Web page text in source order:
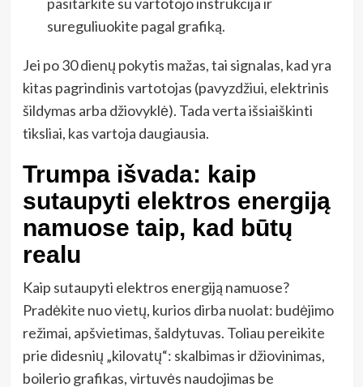
sureguliuokite pagal grafiką.
Jei po 30 dienų pokytis mažas, tai signalas, kad yra
kitas pagrindinis vartotojas (pavyzdžiui, elektrinis
šildymas arba džiovyklė). Tada verta išsiaiškinti
tiksliai, kas vartoja daugiausia.
Trumpa išvada: kaip
sutaupyti elektros energiją
namuose taip, kad būtų
realu
Kaip sutaupyti elektros energiją namuose?
Pradėkite nuo vietų, kurios dirba nuolat: budėjimo
režimai, apšvietimas, šaldytuvas. Toliau pereikite
prie didesnių „kilovatų“: skalbimas ir džiovinimas,
boilerio grafikas, virtuvės naudojimas be